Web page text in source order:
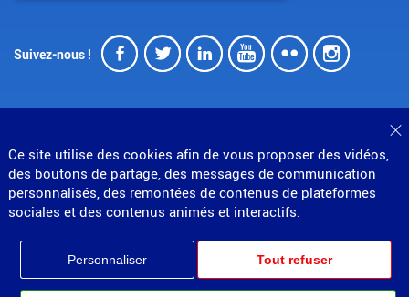
Ce site utilise des cookies afin de vous proposer des vidéos,
des boutons de partage, des messages de communication
personnalisés, des remontées de contenus de plateformes
sociales et des contenus animés et interactifs.
Personnaliser Tout refuser
Suivez-nous ! Facebook
Twitter
LinkedIn
Youtube
Flickr
© Direction générale des douanes et droits indirects
MENU
PIED
DE
Mentions légales
Données personnelles
Gestion des cookies
Accessibilité : non conforme
Plan du site
Partenariats